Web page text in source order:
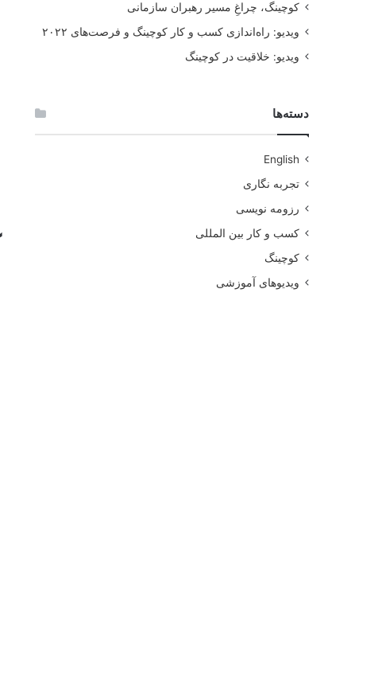
کوچینگ، چراغِ مسیر رهبران سازمانی
ویدیو: راه‌اندازی کسب و کار کوچینگ و فرصت‌های ۲۰۲۲
ویدیو: خلاقیت در کوچینگ
دسته‌ها
English
تجربه نگاری
رزومه نویسی
کسب و کار بین المللی
کوچینگ
ویدیوهای آموزشی